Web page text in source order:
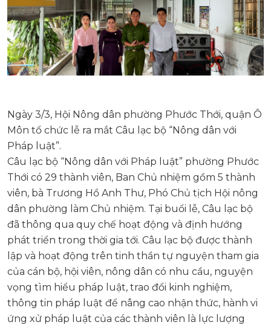
Ngày 3/3, Hội Nông dân phường Phước Thới, quận Ô
Môn tổ chức lễ ra mắt Câu lạc bộ “Nông dân với
Pháp luật”.
Câu lạc bộ “Nông dân với Pháp luật” phường Phước
Thới có 29 thành viên, Ban Chủ nhiệm gồm 5 thành
viên, bà Trương Hồ Anh Thư, Phó Chủ tịch Hội nông
dân phường làm Chủ nhiệm. Tại buổi lễ, Câu lạc bộ
đã thông qua quy chế hoạt động và định hướng
phát triển trong thời gia tới. Câu lạc bộ được thành
lập và hoạt động trên tinh thần tự nguyện tham gia
của cán bộ, hội viên, nông dân có nhu cầu, nguyện
vọng tìm hiểu pháp luật, trao đổi kinh nghiệm,
thông tin pháp luật để nâng cao nhận thức, hành vi
ứng xử pháp luật của các thành viên là lực lượng